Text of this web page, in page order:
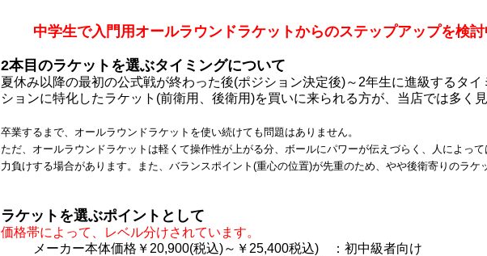
中学生で入門用オールラウンドラケットからのステップアップを検
2本目のラケットを選ぶタイミングについて
夏休み以降の最初の公式戦が終わった後(ポジション決定後)～2年生に進級するタイ
ションに特化したラケット(前衛用、後衛用)を買いに来られる方が、当店では多く見
卒業するまで、オールラウンドラケットを使い続けても問題はありません。
ただ、オールラウンドラケットは軽くて操作性が上がる分、ボールにパワーが伝えづらく、人によっ
力負けする場合があります。
また、バランスポイント(重心の位置)が先重のため、やや後衛寄りのラケ
ラケットを選ぶポイントとして
価格帯によって、レベル分けされています。
メーカー本体価格￥20,900(税込)～￥25,400税込) ：初中級者向け